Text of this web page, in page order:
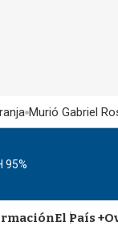
Murió Gabriel
95%
El País +